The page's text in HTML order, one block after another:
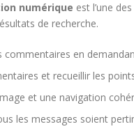
numérique est l’une
de recherche.
commentaires en
et recueillir les
et une navigation
les messages soient